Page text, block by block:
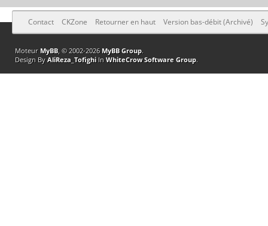
Contact CKZone Retourner en haut Version bas-débit (Archivé)
Moteur MyBB, © 2002-2026 MyBB Group.
Design By AliReza_TofighiIn WhiteCrow Software Group.